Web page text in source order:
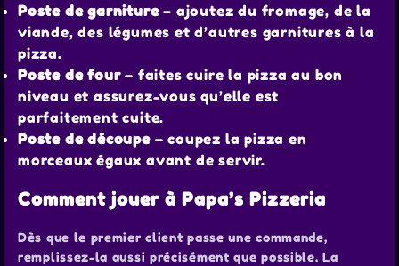
Poste de garniture– ajoutez du fromage, de la
viande, des légumes et d’autres garnitures à la
pizza.
Poste de four– faites cuire la pizza au bon
niveau et assurez-vous qu’elle est
parfaitement cuite.
Poste de découpe– coupez la pizza en
morceaux égaux avant de servir.
Comment jouer à Papa’s Pizzeria
Dès que le premier client passe une commande,
remplissez-la aussi précisément que possible. La